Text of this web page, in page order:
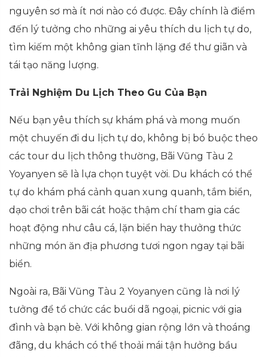
nguyên sơ mà ít nơi nào có được. Đây chính là điểm
đến lý tưởng cho những ai yêu thích du lịch tự do,
tìm kiếm một không gian tĩnh lặng để thư giãn và
tái tạo năng lượng.
Trải Nghiệm Du Lịch Theo Gu Của Bạn
Nếu bạn yêu thích sự khám phá và mong muốn
một chuyến đi du lịch tự do, không bị bó buộc theo
các tour du lịch thông thường, Bãi Vũng Tàu 2
Yoyanyen sẽ là lựa chọn tuyệt vời. Du khách có thể
tự do khám phá cảnh quan xung quanh, tắm biển,
dạo chơi trên bãi cát hoặc thậm chí tham gia các
hoạt động như câu cá, lặn biển hay thưởng thức
những món ăn địa phương tươi ngon ngay tại bãi
biển.
Ngoài ra, Bãi Vũng Tàu 2 Yoyanyen cũng là nơi lý
tưởng để tổ chức các buổi dã ngoại, picnic với gia
đình và bạn bè. Với không gian rộng lớn và thoáng
đãng, du khách có thể thoải mái tận hưởng bầu